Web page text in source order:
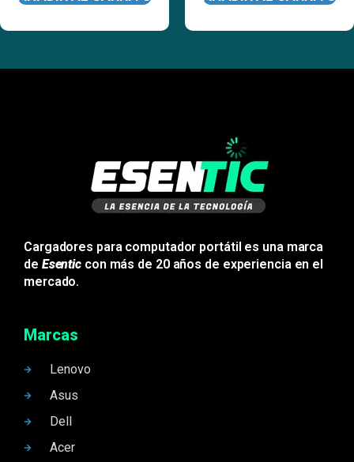
Cargadores para computador portátil es una marca
de Esentic con más de 20 años de experiencia en el
mercado.
Marcas
Lenovo
Asus
Dell
Acer